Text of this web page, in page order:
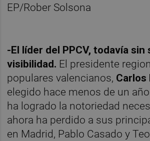
-El líder del PPCV, todavía
visibilidad. El presidente
populares valencianos, Carlos
elegido hace menos de un
ha logrado la notoriedad
ahora ha perdido a sus
en Madrid, Pablo Casado y